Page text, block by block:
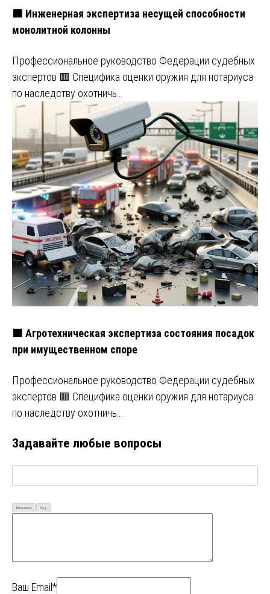
🟧 Инженерная экспертиза несущей способности
монолитной колонны
Профессиональное руководство Федерации судебных
экспертов 🟥 Специфика оценки оружия для нотариуса
по наследству охотничь…
🟧 Агротехническая экспертиза состояния посадок
при имущественном споре
Профессиональное руководство Федерации судебных
экспертов 🟥 Специфика оценки оружия для нотариуса
по наследству охотничь…
Задавайте любые вопросы
Визуально Код
Ваш Email*